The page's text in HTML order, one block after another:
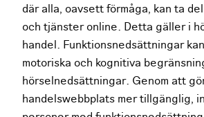
där alla, oavsett förmåga, kan ta
och tjänster online. Detta gäller i
handel. Funktionsnedsättningar
motoriska och kognitiva
hörselnedsättningar. Genom att
handelswebbplats mer tillgänglig,